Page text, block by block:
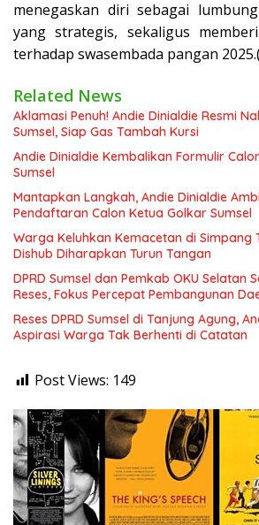
menegaskan diri sebagai
yang strategis, sekaligus
terhadap swasembada pangan
Related News
Aklamasi Penuh! Andie Dinialdie Resmi
Sumsel, Siap Gas Tambah Kursi
Andie Dinialdie Kembalikan Formulir
Sumsel
Mantapkan Langkah, Andie Dinialdie
Pendaftaran Calon Ketua Golkar Sumsel
Warga Keluhkan Kemacetan di Simpang
Dishub Diharapkan Turun Tangan
DPRD Sumsel dan Pemkab OKU Selatan
Reses, Fokus Percepat Pembangunan
Reses DPRD Sumsel di Tanjung Agung,
Aspirasi Warga Tak Berhenti di Catatan
Post Views: 149